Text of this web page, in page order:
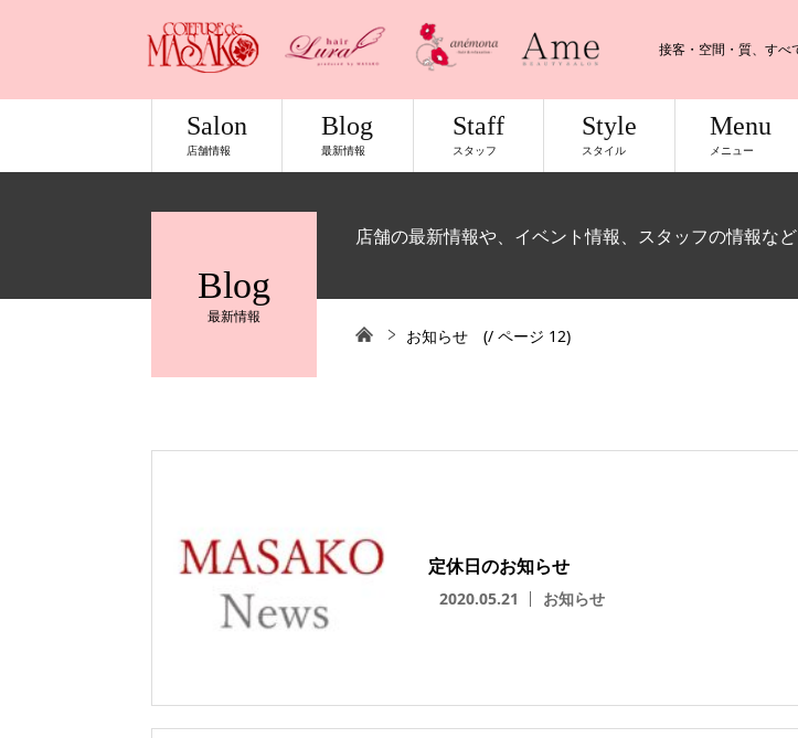
接客・空間・質、すべ
Salon
店舗情報
Blog
最新情報
Staff
スタッフ
Style
スタイル
Menu
メニュー
Blog
最新情報
店舗の最新情報や、イベント情報、スタッフの情報など
お知らせ (/ ページ 12)
定休日のお知らせ
2020.05.21 お知らせ